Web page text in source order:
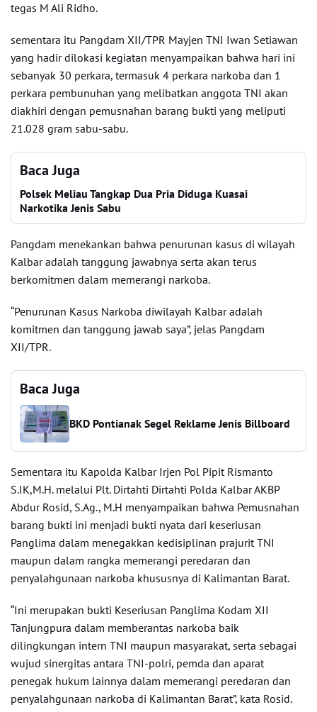
tegas M Ali Ridho.
sementara itu Pangdam XII/TPR Mayjen TNI Iwan Setiawan
yang hadir dilokasi kegiatan menyampaikan bahwa hari ini
sebanyak 30 perkara, termasuk 4 perkara narkoba dan 1
perkara pembunuhan yang melibatkan anggota TNI akan
diakhiri dengan pemusnahan barang bukti yang meliputi
21.028 gram sabu-sabu.
Baca Juga
Polsek Meliau Tangkap Dua Pria Diduga Kuasai
Narkotika Jenis Sabu
Pangdam menekankan bahwa penurunan kasus di wilayah
Kalbar adalah tanggung jawabnya serta akan terus
berkomitmen dalam memerangi narkoba.
“Penurunan Kasus Narkoba diwilayah Kalbar adalah
komitmen dan tanggung jawab saya”, jelas Pangdam
XII/TPR.
Baca Juga
BKD Pontianak Segel Reklame Jenis Billboard
Sementara itu Kapolda Kalbar Irjen Pol Pipit Rismanto
S.IK,M.H. melalui Plt. Dirtahti Dirtahti Polda Kalbar AKBP
Abdur Rosid, S.Ag., M.H menyampaikan bahwa Pemusnahan
barang bukti ini menjadi bukti nyata dari keseriusan
Panglima dalam menegakkan kedisiplinan prajurit TNI
maupun dalam rangka memerangi peredaran dan
penyalahgunaan narkoba khususnya di Kalimantan Barat.
“Ini merupakan bukti Keseriusan Panglima Kodam XII
Tanjungpura dalam memberantas narkoba baik
dilingkungan intern TNI maupun masyarakat, serta sebagai
wujud sinergitas antara TNI-polri, pemda dan aparat
penegak hukum lainnya dalam memerangi peredaran dan
penyalahgunaan narkoba di Kalimantan Barat”, kata Rosid.